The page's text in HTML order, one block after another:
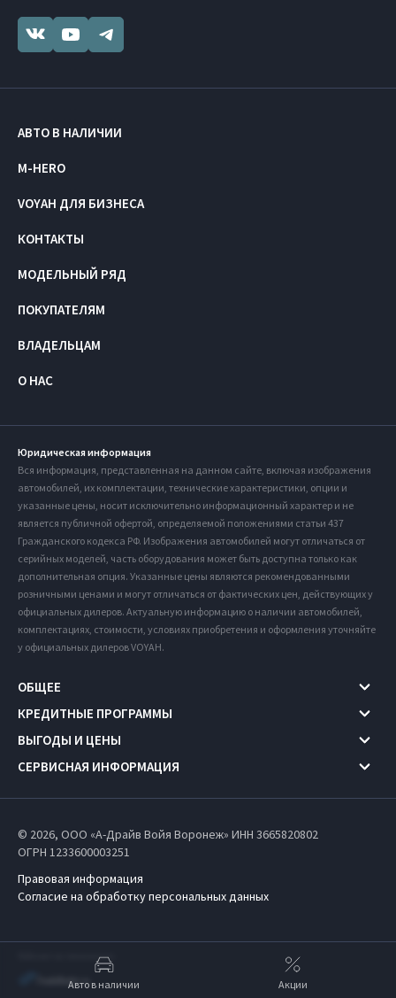
АВТО В НАЛИЧИИ
M-HERO
VOYAH ДЛЯ БИЗНЕСА
КОНТАКТЫ
МОДЕЛЬНЫЙ РЯД
ПОКУПАТЕЛЯМ
ВЛАДЕЛЬЦАМ
О НАС
Юридическая информация
Вся информация, представленная на данном сайте, включая изображения
автомобилей, их комплектации, технические характеристики, опции и
указанные цены, носит исключительно информационный характер и не
является публичной офертой, определяемой положениями статьи 437
Гражданского кодекса РФ. Изображения автомобилей могут отличаться от
серийных моделей, часть оборудования может быть доступна только как
дополнительная опция. Указанные цены являются рекомендованными
розничными ценами и могут отличаться от фактических цен, действующих у
официальных дилеров. Актуальную информацию о наличии автомобилей,
комплектациях, стоимости, условиях приобретения и оформления уточняйте
у официальных дилеров VOYAH.
ОБЩЕЕ
КРЕДИТНЫЕ ПРОГРАММЫ
ВЫГОДЫ И ЦЕНЫ
СЕРВИСНАЯ ИНФОРМАЦИЯ
© 2026, ООО «А-Драйв Войя Воронеж» ИНН 3665820802
ОГРН 1233600003251
Правовая информация
Согласие на обработку персональных данных
Работает на технологиях
Авто в наличии Акции